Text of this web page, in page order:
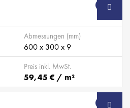
SB
Abmessungen (mm)
600 x 300 x 9
Preis inkl. MwSt.
59,45 € / m²
SB